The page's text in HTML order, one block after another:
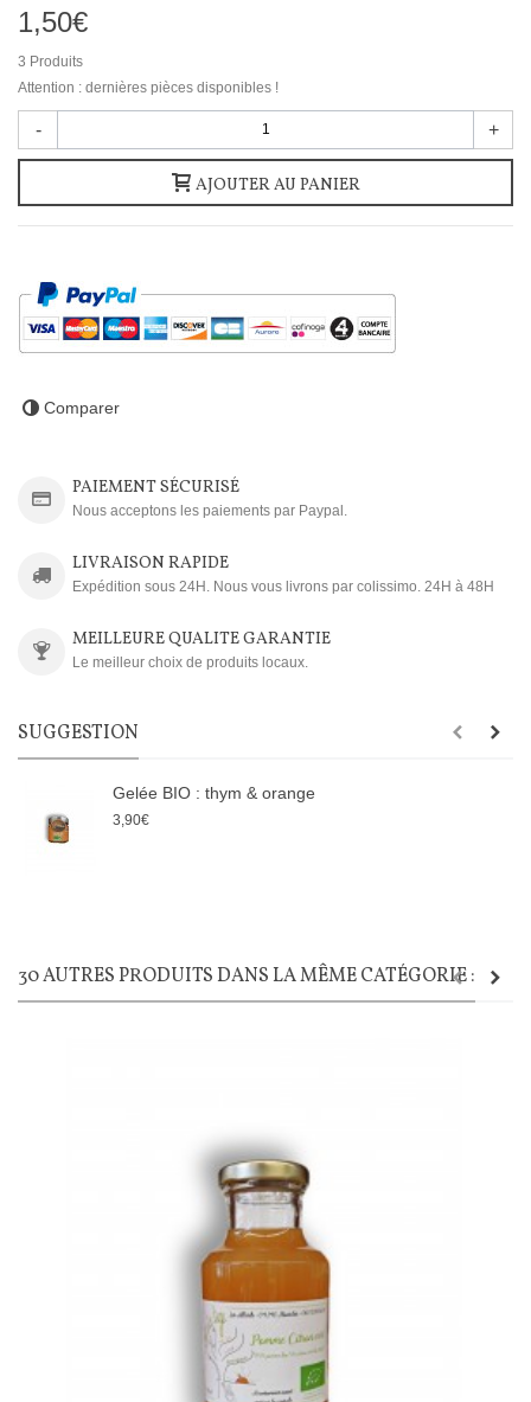
1,50€
3 Produits
Attention : dernières pièces disponibles !
- +
AJOUTER AU PANIER
Comparer
PAIEMENT SÉCURISÉ
Nous acceptons les paiements par Paypal.
LIVRAISON RAPIDE
Expédition sous 24H. Nous vous livrons par colissimo. 24H à 48H
MEILLEURE QUALITE GARANTIE
Le meilleur choix de produits locaux.
SUGGESTION
Gelée BIO : thym & orange
3,90€
30 AUTRES PRODUITS DANS LA MÊME CATÉGORIE :